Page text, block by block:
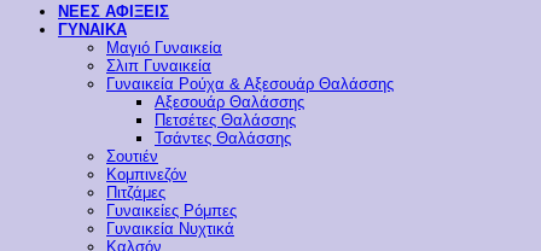
ΝΕΕΣ ΑΦΙΞΕΙΣ
ΓΥΝΑΙΚΑ
Μαγιό Γυναικεία
Σλιπ Γυναικεία
Γυναικεία Ρούχα & Αξεσουάρ Θαλάσσης
Αξεσουάρ Θαλάσσης
Πετσέτες Θαλάσσης
Τσάντες Θαλάσσης
Σουτιέν
Κομπινεζόν
Πιτζάμες
Γυναικείες Ρόμπες
Γυναικεία Νυχτικά
Καλσόν